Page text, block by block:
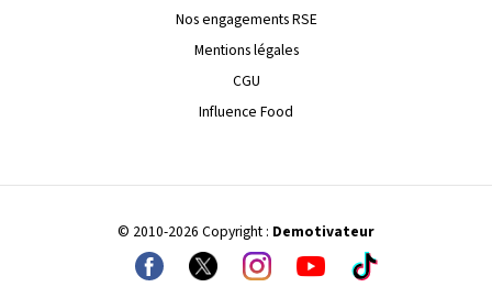
Nos engagements RSE
Mentions légales
CGU
Influence Food
© 2010-2026 Copyright : Demotivateur